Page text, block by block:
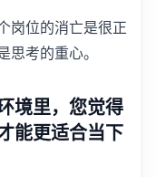
岗位的消亡是很正
考的重心。
境里，您觉得
能更适合当下